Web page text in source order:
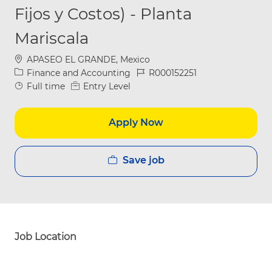
Fijos y Costos) - Planta
Mariscala
Location
APASEO EL GRANDE, Mexico
Category
Finance and Accounting Job IdR000152251
Job Type
Full time Entry Level
Apply Now
Save job
Job Location